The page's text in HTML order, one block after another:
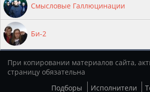
Смысловые Галлюцинации
Би-2
При копировании материалов сайта,
страницу обязательна
Подборы
Исполнители